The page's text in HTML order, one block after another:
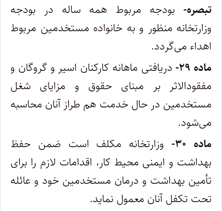
‌تبصره- بودجه مربوط همه ساله در بودجه
وزارتخانه منظور و به خانواده مستخدمین مربوط
اهداء می‌گردد.
‌ماده ۲۹-
دریافتی ماهانه کارکنان اسیر و گروگان و
مفقودالاثر بر مبنای حقوق و مزایای شغل
مستخدمین در حال خدمت هم طراز آنان محاسبه
می‌شود.
‌ماده ۳۰-
وزارتخانه مکلف است ضمن حفظ
بهداشت و ایمنی محیط کار، اقدامات لازم را برای
تأمین بهداشت و درمان مستخدمین خود و عائله
تحت تکفل آنان معمول نماید.